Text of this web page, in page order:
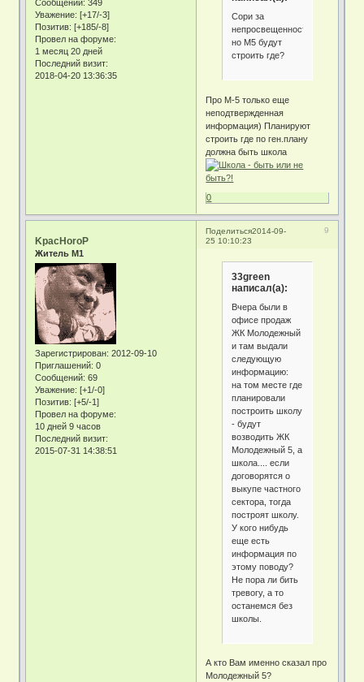
Сообщений: 349
Уважение: [+17/-3]
Позитив: [+185/-8]
Провел на форуме:
1 месяц 20 дней
Последний визит:
2018-04-20 13:36:35
Сори за
непросвещенность,
но М5 будут
строить где?
Про М-5 только еще
неподтвержденная
информация) Планируют
строить где по ген.плану
должна быть школа
0
Поделиться 9
2014-09-
25 10:10:23
KpacHoroP
Житель М1
Зарегистрирован: 2012-09-10
Приглашений: 0
Сообщений: 69
Уважение: [+1/-0]
Позитив: [+5/-1]
Провел на форуме:
10 дней 9 часов
Последний визит:
2015-07-31 14:38:51
33green
написал(а):
Вчера были в
офисе продаж
ЖК Молодежный
и там выдали
следующую
информацию:
на том месте где
планировали
построить школу
- будут
возводить ЖК
Молодежный 5, а
школа.... если
договорятся о
выкупе частного
сектора, тогда
построят школу.
У кого нибудь
еще есть
информация по
этому поводу?
Не пора ли бить
тревогу, а то
останемся без
школы.
А кто Вам именно сказал про
Молодежный 5?